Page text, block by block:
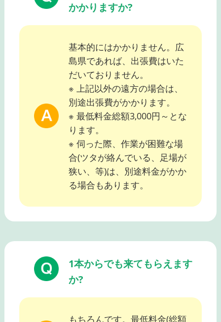
かかりますか?
基本的にはかかりません。広
島県であれば、出張費はいた
だいておりません。
※ 上記以外の遠方の場合は、
別途出張費がかかります。
※ 最低料金総額3,000円～とな
ります。
※ 伺った際、作業が困難な場
合(ツタが絡んでいる、足場が
狭い、等)は、別途料金がかか
る場合もあります。
1本からでも来てもらえます
か?
もちろんです。最低料金(総額